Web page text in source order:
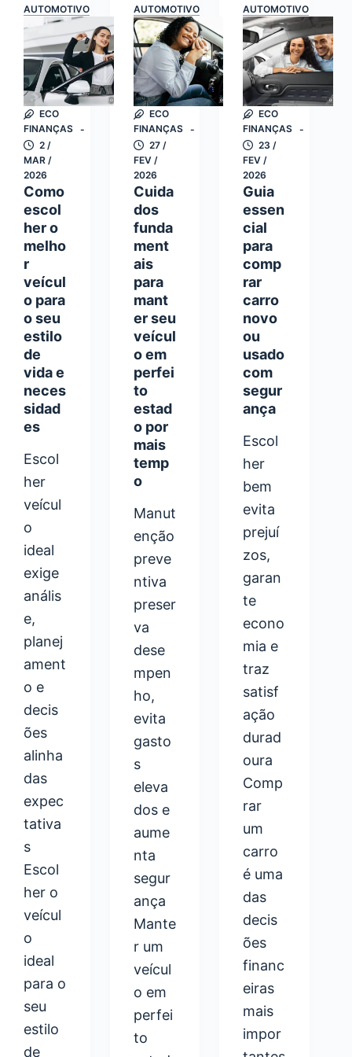
Tudo
o
que
Você
Precisa
Avaliar
Antes
Segurança:
Guia
Completo
para
Evitar
Problemas
AUTOMOTIVO
ECO
FINANÇAS
2 /
MAR /
2026
Como
escol
her o
melho
r
veícul
o para
o seu
estilo
de
vida e
neces
sidad
es
Escol
her
veícul
o
ideal
exige
anális
e,
planej
ament
o e
decis
ões
alinha
das
expec
tativa
s
Escol
her o
veícul
o
ideal
para o
seu
estilo
de
AUTOMOTIVO
ECO
FINANÇAS
27 /
FEV /
2026
Cuida
dos
funda
ment
ais
para
mant
er seu
veícul
o em
perfei
to
estad
o por
mais
temp
o
Manut
enção
preve
ntiva
preser
va
dese
mpen
ho,
evita
gasto
s
eleva
dos e
aume
nta
segur
ança
Mante
r um
veícul
o em
perfei
to
AUTOMOTIVO
ECO
FINANÇAS
23 /
FEV /
2026
Guia
essen
cial
para
comp
rar
carro
novo
ou
usado
com
segur
ança
Escol
her
bem
evita
prejuí
zos,
garan
te
econo
mia e
traz
satisf
ação
durad
oura
Comp
rar
um
carro
é uma
das
decis
ões
financ
eiras
mais
impor